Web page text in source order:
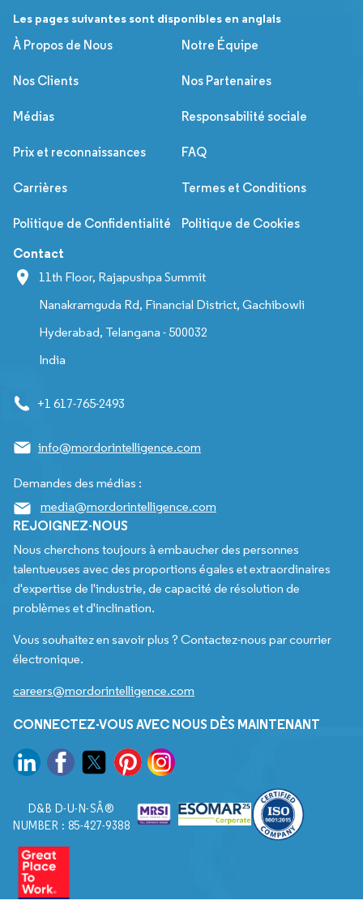
Les pages suivantes sont disponibles en anglais
À Propos de Nous
Notre Équipe
Nos Clients Nos Partenaires
Médias Responsabilité sociale
Prix et reconnaissances FAQ
Carrières Termes et Conditions
Politique de Confidentialité Politique de Cookies
Contact
11th Floor, Rajapushpa Summit
Nanakramguda Rd, Financial District, Gachibowli
Hyderabad, Telangana - 500032
India
+1 617-765-2493
info@mordorintelligence.com
Demandes des médias :
media@mordorintelligence.com
REJOIGNEZ-NOUS
Nous cherchons toujours à embaucher des personnes
talentueuses avec des proportions égales et extraordinaires
d'expertise de l'industrie, de capacité de résolution de
problèmes et d'inclination.
Vous souhaitez en savoir plus ? Contactez-nous par courrier
électronique.
careers@mordorintelligence.com
CONNECTEZ-VOUS AVEC NOUS DÈS MAINTENANT
D&B D-U-N-SÂ®
NUMBER : 85-427-9388